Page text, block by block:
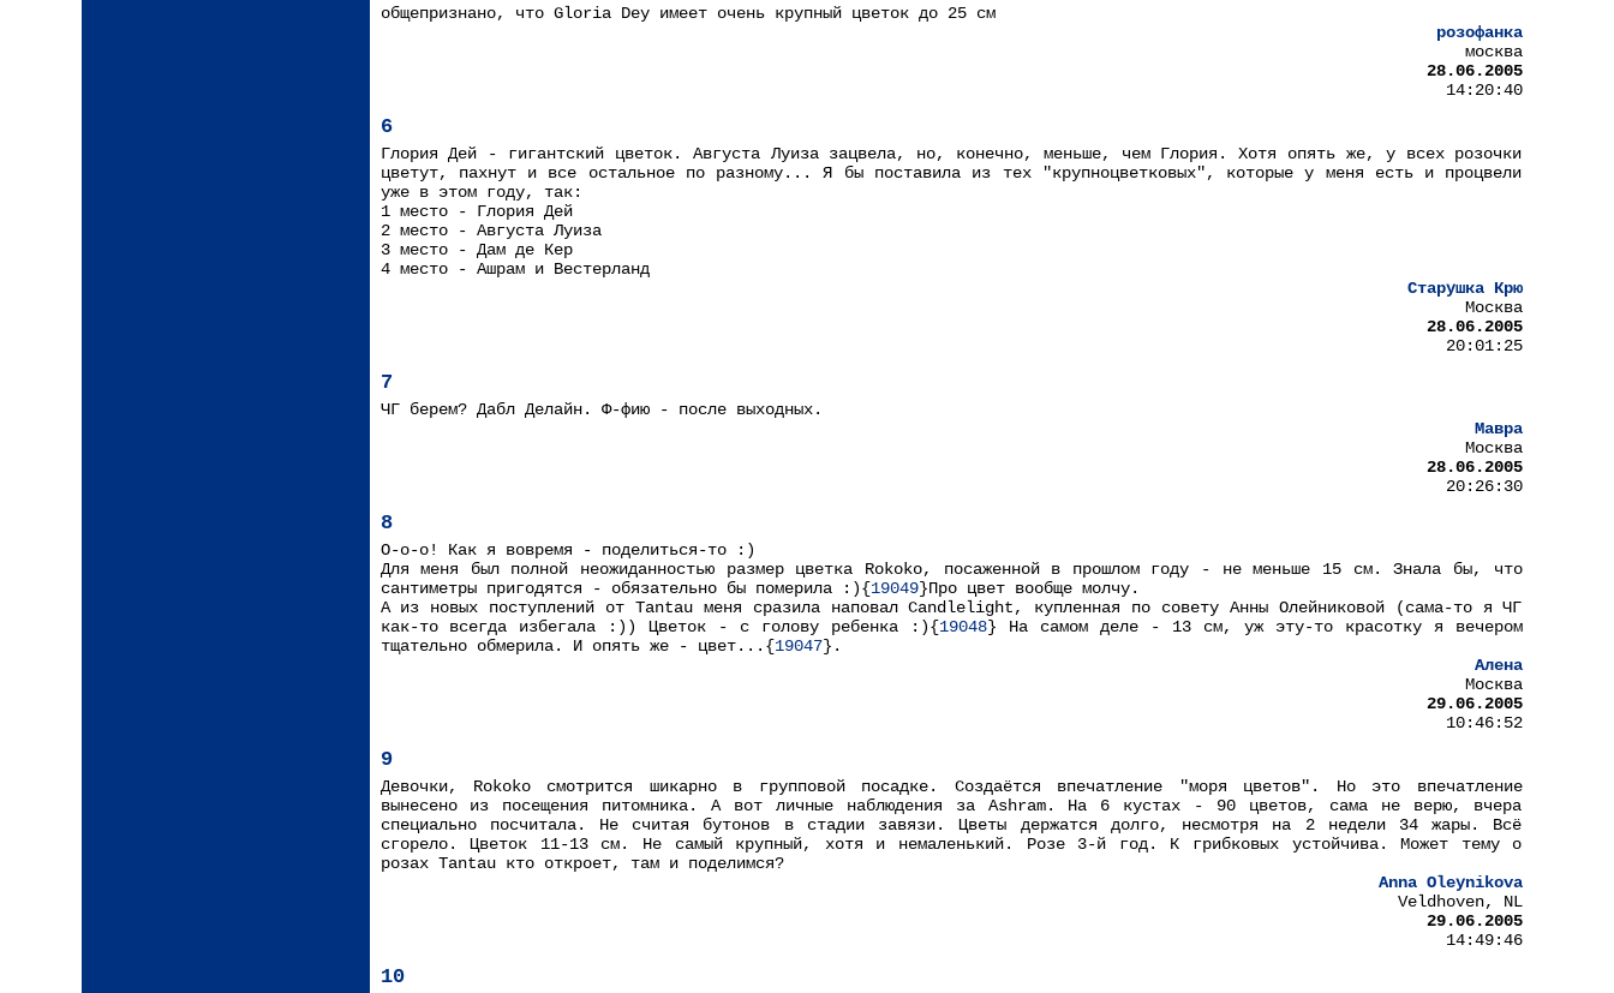
общепризнано, что Gloria Dey имеет очень крупный цветок до 25 см
розофанка
москва
28.06.2005
14:20:40
6
Глория Дей - гигантский цветок. Августа Луиза зацвела, но, конечно, меньше, чем Глория. Хотя опять же, у всех розочки
цветут, пахнут и все остальное по разному... Я бы поставила из тех "крупноцветковых", которые у меня есть и процвели
уже в этом году, так:
1 место - Глория Дей
2 место - Августа Луиза
3 место - Дам де Кер
4 место - Ашрам и Вестерланд
Старушка Крю
Москва
28.06.2005
20:01:25
7
ЧГ берем? Дабл Делайн. Ф-фию - после выходных.
Мавра
Москва
28.06.2005
20:26:30
8
О-о-о! Как я вовремя - поделиться-то :)
Для меня был полной неожиданностью размер цветка Rokoko, посаженной в прошлом году - не меньше 15 см. Знала бы, что
сантиметры пригодятся - обязательно бы померила :){19049}Про цвет вообще молчу.
А из новых поступлений от Tantau меня сразила наповал Candlelight, купленная по совету Анны Олейниковой (сама-то я ЧГ
как-то всегда избегала :)) Цветок - с голову ребенка :){19048} На самом деле - 13 см, уж эту-то красотку я вечером
тщательно обмерила. И опять же - цвет...{19047}.
Алена
Москва
29.06.2005
10:46:52
9
Девочки, Rokoko смотрится шикарно в групповой посадке. Создаётся впечатление "моря цветов". Но это впечатление
вынесено из посещения питомника. А вот личные наблюдения за Ashram. На 6 кустах - 90 цветов, сама не верю, вчера
специально посчитала. Не считая бутонов в стадии завязи. Цветы держатся долго, несмотря на 2 недели 34 жары. Всё
сгорело. Цветок 11-13 см. Не самый крупный, хотя и немаленький. Розе 3-й год. К грибковых устойчива. Может тему о
розах Tantau кто откроет, там и поделимся?
Anna Oleynikova
Veldhoven, NL
29.06.2005
14:49:46
10